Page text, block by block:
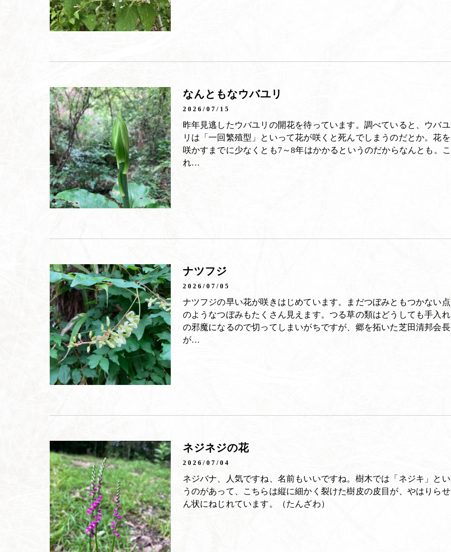
なんともなウバユリ
2026/07/15
昨年見逃したウバユリの開花を待っています。調べていると、ウバユ
リは「一回繁殖型」といって花が咲くと死んでしまうのだとか。花を
咲かすまでに少なくとも7～8年はかかるというのだからなんとも。こ
れ…
ナツフジ
2026/07/05
ナツフジの早い花が咲きはじめています。まだつぼみともつかない点
のようなつぼみもたくさん見えます。つる草の類はどうしても手入れ
の邪魔になるので切ってしまいがちですが、郷を拓いた芝田清邦会長
が…
ネジネジの花
2026/07/04
ネジバナ、人気ですね、名前もいいですね。樹木では「ネジキ」とい
うのがあって、こちらは縦に細かく裂けた樹皮の皮目が、やはりらせ
ん状にねじれています。（たんざわ）